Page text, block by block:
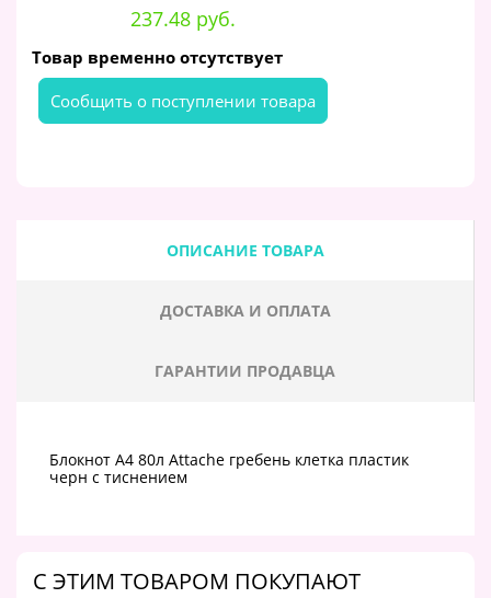
237.48 руб.
Товар временно отсутствует
Cообщить о поступлении товара
ОПИСАНИЕ ТОВАРА
ДОСТАВКА И ОПЛАТА
ГАРАНТИИ ПРОДАВЦА
Блокнот А4 80л Attache гребень клетка пластик
черн с тиснением
C ЭТИМ ТОВАРОМ ПОКУПАЮТ